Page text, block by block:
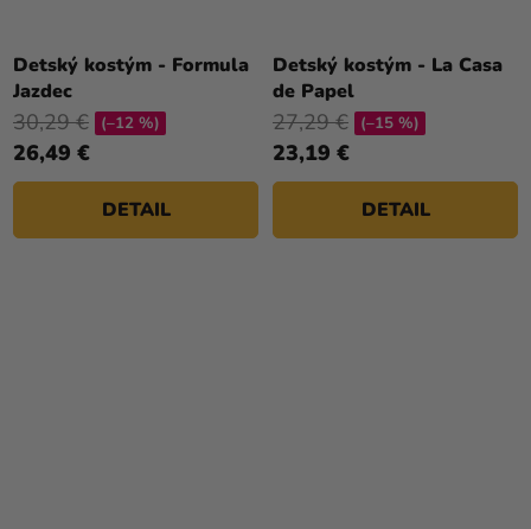
Detský kostým - Formula
Jazdec
26,49 €
30,29 € (–12 %)
DETAIL
Detský kostým - La Casa
de Papel
23,19 €
27,29 € (–15 %)
DETAIL